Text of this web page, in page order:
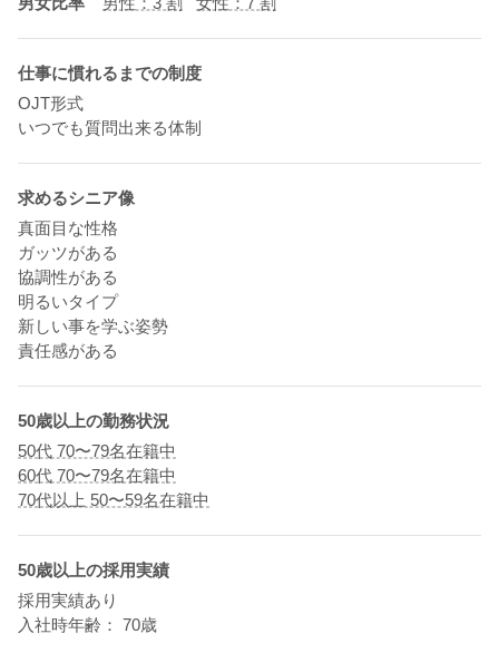
仕事に慣れるまでの制度
OJT形式
いつでも質問出来る体制
求めるシニア像
真面目な性格
ガッツがある
協調性がある
明るいタイプ
新しい事を学ぶ姿勢
責任感がある
50歳以上の勤務状況
50代 70〜79名在籍中
60代 70〜79名在籍中
70代以上 50〜59名在籍中
50歳以上の採用実績
採用実績あり
入社時年齢： 70歳